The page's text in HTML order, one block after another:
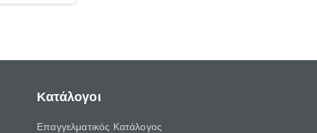
Κατάλογοι
Επαγγελματικός Κατάλογος